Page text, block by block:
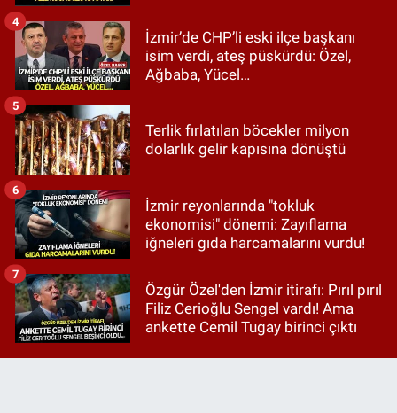
İzmir’de CHP’li eski ilçe başkanı
isim verdi, ateş püskürdü: Özel,
Ağbaba, Yücel…
4
Terlik fırlatılan böcekler milyon
dolarlık gelir kapısına dönüştü
5
İzmir reyonlarında "tokluk
ekonomisi" dönemi: Zayıflama
iğneleri gıda harcamalarını vurdu!
6
Özgür Özel'den İzmir itirafı: Pırıl pırıl
Filiz Cerioğlu Sengel vardı! Ama
ankette Cemil Tugay birinci çıktı
7